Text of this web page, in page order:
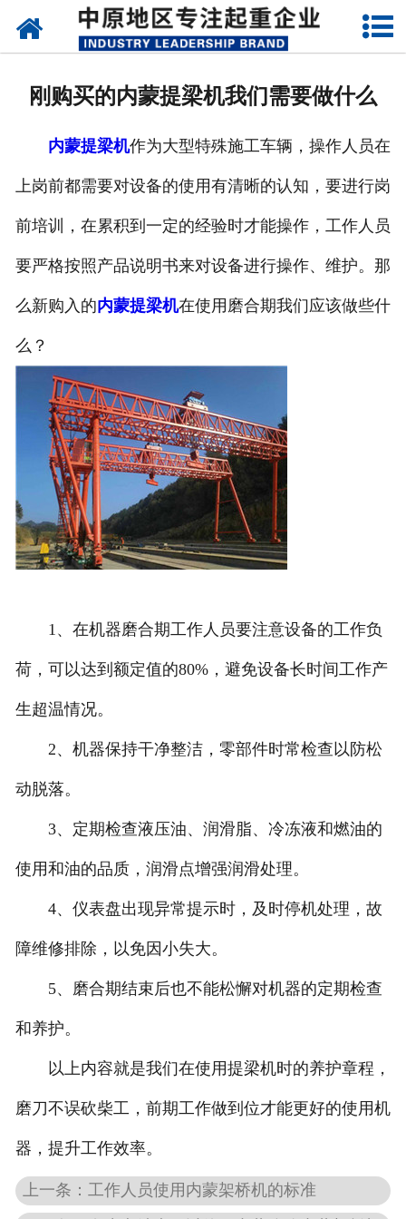
网站首页
企业视频
成功案例
刚购买的内蒙提梁机我们需要做什么
内蒙提梁机作为大型特殊施工车辆，操作人员在
上岗前都需要对设备的使用有清晰的认知，要进行岗
前培训，在累积到一定的经验时才能操作，工作人员
要严格按照产品说明书来对设备进行操作、维护。那
么新购入的内蒙提梁机在使用磨合期我们应该做些什
么？
1、在机器磨合期工作人员要注意设备的工作负
荷，可以达到额定值的80%，避免设备长时间工作产
生超温情况。
2、机器保持干净整洁，零部件时常检查以防松
动脱落。
3、定期检查液压油、润滑脂、冷冻液和燃油的
使用和油的品质，润滑点增强润滑处理。
4、仪表盘出现异常提示时，及时停机处理，故
障维修排除，以免因小失大。
5、磨合期结束后也不能松懈对机器的定期检查
和养护。
以上内容就是我们在使用提梁机时的养护章程，
磨刀不误砍柴工，前期工作做到位才能更好的使用机
器，提升工作效率。
上一条：工作人员使用内蒙架桥机的标准